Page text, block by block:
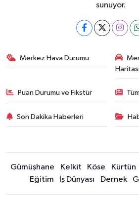
sunuyor.
Merkez Hava Durumu
Puan Durumu ve Fikstür
Son Dakika Haberleri
Gümüşhane Kelkit Köse Kürtün
Eğitim
İş Dünyası Dernek